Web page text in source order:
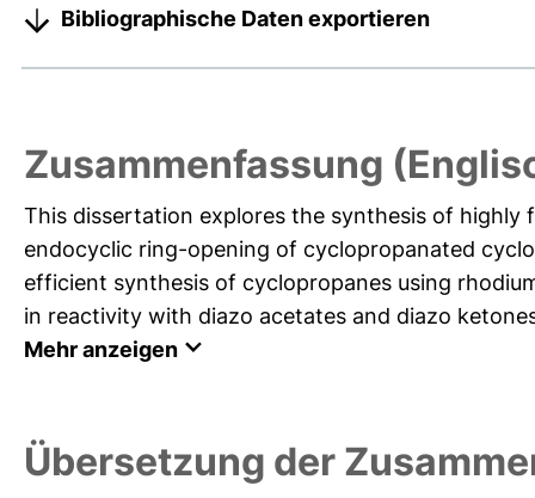
Bibliographische Daten exportieren
Zusammenfassung
This dissertation explores the synthesis of
endocyclic ring-opening of cyclopropanated
efficient synthesis of cyclopropanes using
in reactivity with diazo acetates and diazo
Mehr anzeigen
Übersetzung der